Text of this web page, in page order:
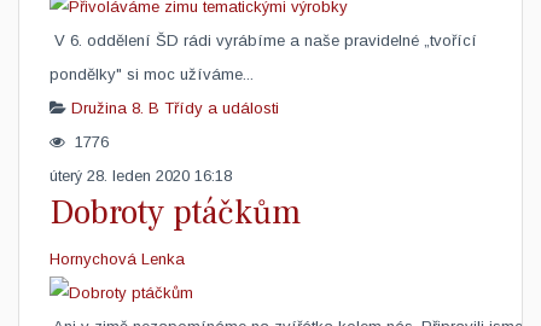
​ V 6. oddělení ŠD rádi vyrábíme a naše pravidelné „tvořící
pondělky" si moc užíváme...
Družina 8. B Třídy a události
1776
úterý 28. leden 2020 16:18
Dobroty ptáčkům
Hornychová Lenka